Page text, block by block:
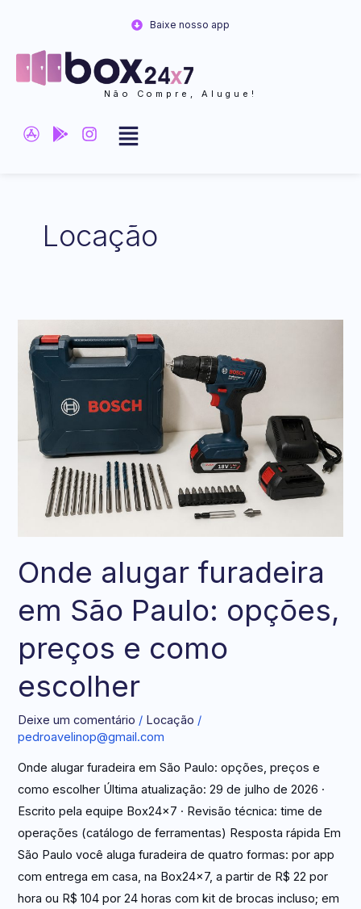
conteúdo
Não Compre, Alugue!
Baixe nosso app
Locação
Onde alugar furadeira
em São Paulo: opções,
preços e como
escolher
Deixe um comentário / Locação /
pedroavelinop@gmail.com
Onde alugar furadeira em São Paulo: opções, preços e
como escolher Última atualização: 29 de julho de 2026 ·
Escrito pela equipe Box24x7 · Revisão técnica: time de
operações (catálogo de ferramentas) Resposta rápida Em
São Paulo você aluga furadeira de quatro formas: por app
com entrega em casa, na Box24x7, a partir de R$ 22 por
hora ou R$ 104 por 24 horas com kit de brocas incluso; em
alugar
furadeira
em
São
Paulo:
opções,
preços